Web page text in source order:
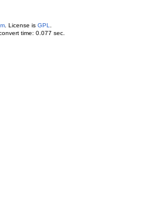
. License is GPL
time: 0.077 sec.